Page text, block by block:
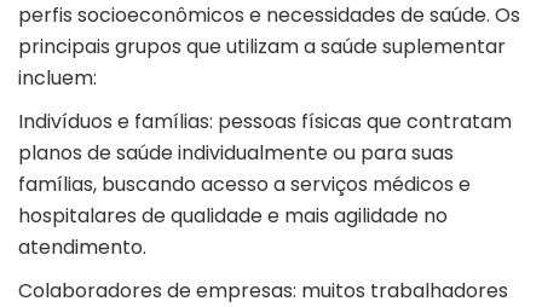
perfis socioeconômicos e necessidades de saúde. Os
principais grupos que utilizam a saúde suplementar
incluem:
Indivíduos e famílias: pessoas físicas que contratam
planos de saúde individualmente ou para suas
famílias, buscando acesso a serviços médicos e
hospitalares de qualidade e mais agilidade no
atendimento.
Colaboradores de empresas: muitos trabalhadores